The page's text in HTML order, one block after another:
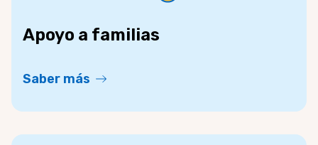
Apoyo a familias
Saber más